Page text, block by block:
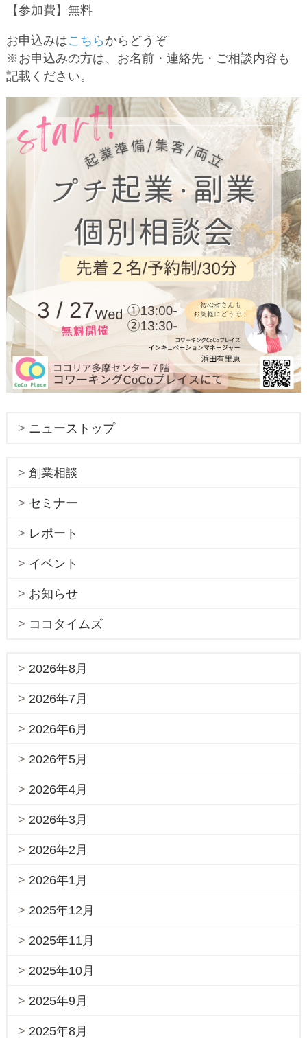
【参加費】無料
お申込みはこちら からどうぞ
※お申込みの方は、お名前・連絡先・ご相談内容も
記載ください。
ニューストップ
創業相談
セミナー
レポート
イベント
お知らせ
ココタイムズ
2026年8月
2026年7月
2026年6月
2026年5月
2026年4月
2026年3月
2026年2月
2026年1月
2025年12月
2025年11月
2025年10月
2025年9月
2025年8月